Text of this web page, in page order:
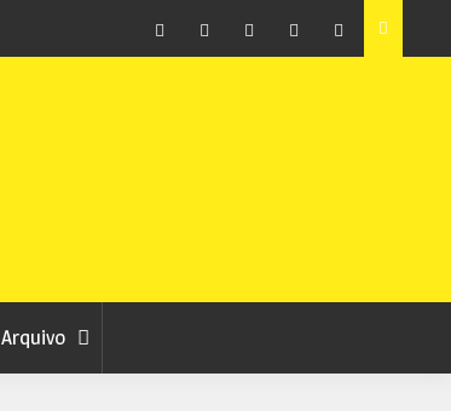
Centum Cellas entra na fase decisiva das Novas 7
Maravilhas de Portugal
Arquivo